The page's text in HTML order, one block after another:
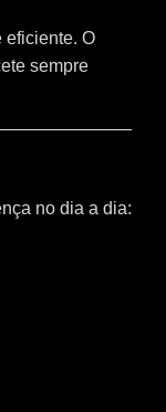
eficiente. O
sempre
no dia a dia: